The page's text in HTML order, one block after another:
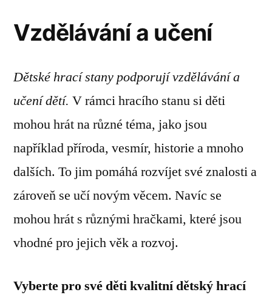
Vzdělávání a učení
Dětské hrací stany podporují vzdělávání a
učení dětí. V rámci hracího stanu si děti
mohou hrát na různé téma, jako jsou
například příroda, vesmír, historie a mnoho
dalších. To jim pomáhá rozvíjet své znalosti a
zároveň se učí novým věcem. Navíc se
mohou hrát s různými hračkami, které jsou
vhodné pro jejich věk a rozvoj.
Vyberte pro své děti kvalitní dětský hrací